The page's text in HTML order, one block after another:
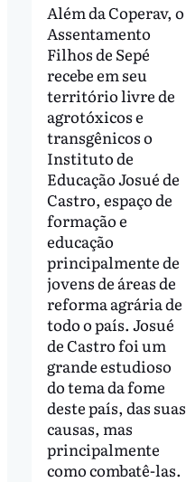
Além da Coperav, o
Assentamento
Filhos de Sepé
recebe em seu
território livre de
agrotóxicos e
transgênicos o
Instituto de
Educação Josué de
Castro, espaço de
formação e
educação
principalmente de
jovens de áreas de
reforma agrária de
todo o país. Josué
de Castro foi um
grande estudioso
do tema da fome
deste país, das suas
causas, mas
principalmente
como combatê-las.